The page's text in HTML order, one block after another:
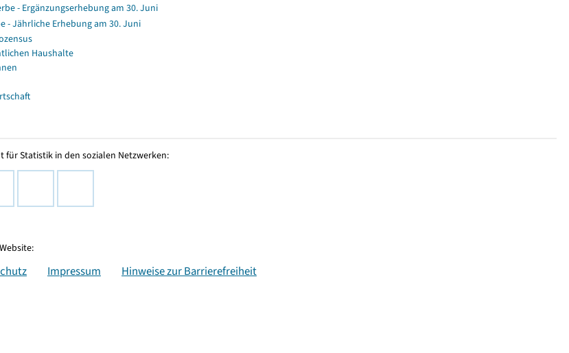
- Ergänzungserhebung am 30. Juni
- Jährliche Erhebung am 30. Juni
Haushalte
für Statistik in den sozialen Netzwerken:
Impressum Hinweise zur Barrierefreiheit